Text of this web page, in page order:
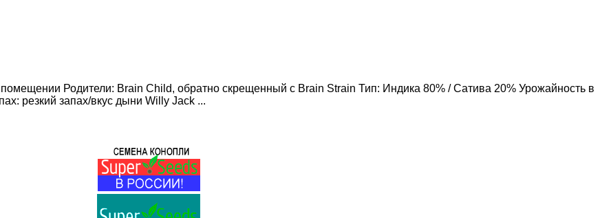
Родители: Brain Child, обратно скрещенный с Brain Strain Тип: Индика 80% / Сатива 20% Урожайность в
резкий запах/вкус дыни Willy Jack ...